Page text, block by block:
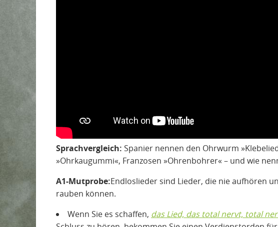
Sprachvergleich: Spanier nennen den Ohrwurm
»Ohrkaugummi«, Franzosen »Ohrenbohrer« – und wie
A1-Mutprobe:Endloslieder sind Lieder, die nie aufhören
rauben können.
Wenn Sie es schaffen, das Lied, das total nervt, total